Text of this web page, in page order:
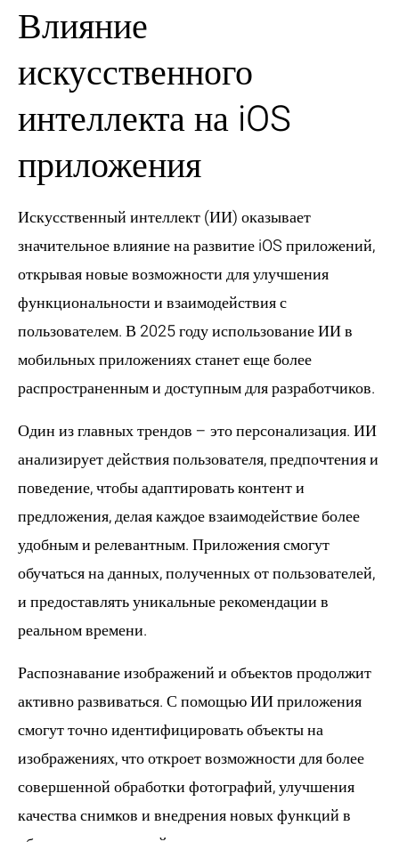
Влияние
искусственного
интеллекта на iOS
приложения
Искусственный интеллект (ИИ) оказывает
значительное влияние на развитие iOS приложений,
открывая новые возможности для улучшения
функциональности и взаимодействия с
пользователем. В 2025 году использование ИИ в
мобильных приложениях станет еще более
распространенным и доступным для разработчиков.
Один из главных трендов – этоперсонализация. ИИ
анализирует действия пользователя, предпочтения и
поведение, чтобы адаптировать контент и
предложения, делая каждое взаимодействие более
удобным и релевантным. Приложения смогут
обучаться на данных, полученных от пользователей,
и предоставлять уникальные рекомендации в
реальном времени.
Распознавание изображений и объектов продолжит
активно развиваться. С помощью ИИ приложения
смогут точно идентифицировать объекты на
изображениях, что откроет возможности для более
совершенной обработки фотографий, улучшения
качества снимков и внедрения новых функций в